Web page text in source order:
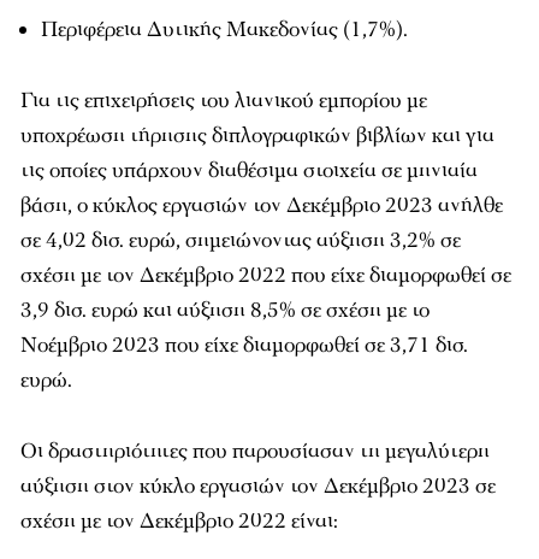
Περιφέρεια Δυτικής Μακεδονίας (1,7%).
Για τις επιχειρήσεις του λιανικού εμπορίου με
υποχρέωση τήρησης διπλογραφικών βιβλίων και για
τις οποίες υπάρχουν διαθέσιμα στοιχεία σε μηνιαία
βάση, ο κύκλος εργασιών τον Δεκέμβριο 2023 ανήλθε
σε 4,02 δισ. ευρώ, σημειώνοντας αύξηση 3,2% σε
σχέση με τον Δεκέμβριο 2022 που είχε διαμορφωθεί σε
3,9 δισ. ευρώ και αύξηση 8,5% σε σχέση με το
Νοέμβριο 2023 που είχε διαμορφωθεί σε 3,71 δισ.
ευρώ.
Οι δραστηριότητες που παρουσίασαν τη μεγαλύτερη
αύξηση στον κύκλο εργασιών τον Δεκέμβριο 2023 σε
σχέση με τον Δεκέμβριο 2022 είναι: